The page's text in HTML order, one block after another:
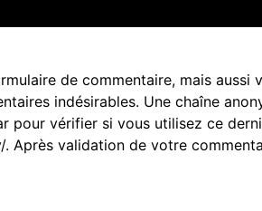
de commentaire, mais aussi
indésirables. Une chaîne
pour vérifier si vous utilisez ce
Après validation de votre